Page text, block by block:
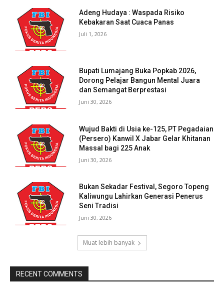
Adeng Hudaya : Waspada Risiko
Kebakaran Saat Cuaca Panas
Juli 1, 2026
Bupati Lumajang Buka Popkab 2026,
Dorong Pelajar Bangun Mental Juara
dan Semangat Berprestasi
Juni 30, 2026
Wujud Bakti di Usia ke-125, PT Pegadaian
(Persero) Kanwil X Jabar Gelar Khitanan
Massal bagi 225 Anak
Juni 30, 2026
Bukan Sekadar Festival, Segoro Topeng
Kaliwungu Lahirkan Generasi Penerus
Seni Tradisi
Juni 30, 2026
Muat lebih banyak
RECENT COMMENTS